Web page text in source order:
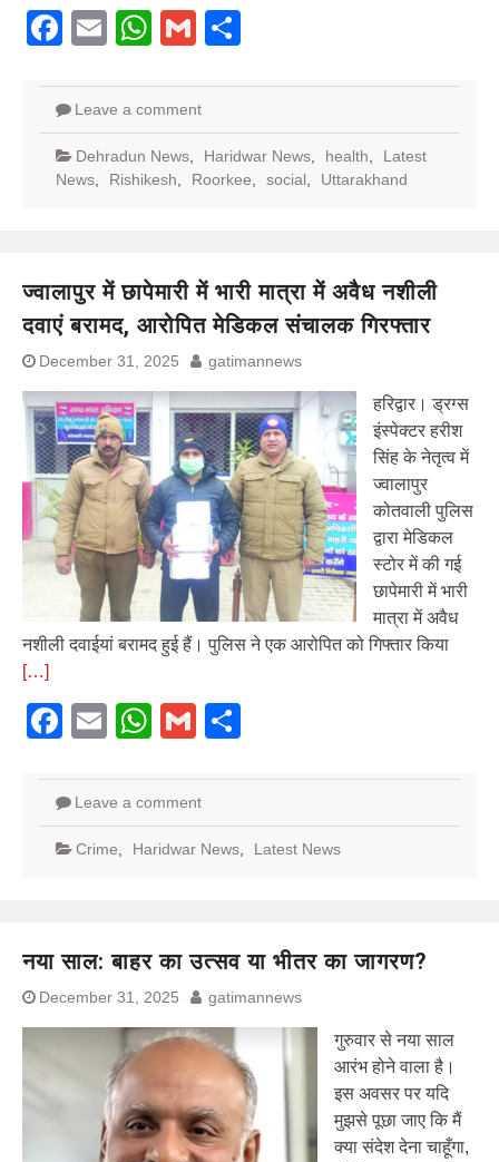
Facebook
EmailWhatsApp
Gmail
Leave a comment
Dehradun News Haridwar News health
Latest
News
Rishikesh Roorkee social Uttarakhand
ज्वालापुर में छापेमारी में भारी मात्रा में अवैध नशीली
दवाएं बरामद, आरोपित मेडिकल संचालक गिरफ्तार
December 31, 2025 gatimannews
हरिद्वार। ड्रग्स
इंस्पेक्टर हरीश
सिंह के नेतृत्व में
ज्वालापुर
कोतवाली पुलिस
द्वारा मेडिकल
स्टोर में की गई
छापेमारी में भारी
मात्रा में अवैध
नशीली दवाईयां बरामद हुई हैं। पुलिस ने एक आरोपित को गिफ्तार किया
[…]
Facebook
EmailWhatsApp
Gmail
Leave a comment
Crime Haridwar News Latest News
नया साल: बाहर का उत्सव या भीतर का जागरण?
December 31, 2025 gatimannews
गुरुवार से नया साल
आरंभ होने वाला है।
इस अवसर पर यदि
मुझसे पूछा जाए कि मैं
क्या संदेश देना चाहूँगा,